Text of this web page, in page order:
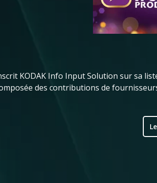
KODAK Info Input Solution sur sa
des contributions de